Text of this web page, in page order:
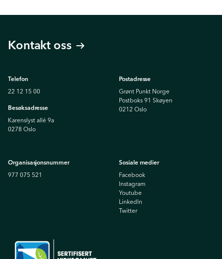
Kontakt oss
Telefon
22 12 15 00
Besøksadresse
Karenslyst allé 9a
0278 Oslo
Postadresse
Grønt Punkt Norge
Postboks 91 Skøyen
0212 Oslo
Organisasjonsnummer
977 075 521
Sosiale medier
Facebook
Instagram
Youtube
Linkedln
Twitter